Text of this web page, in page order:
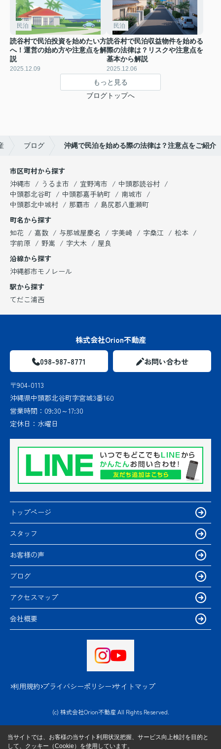
民泊
読谷村で民泊投資を始めたい方
へ！運営の始め方や注意点を解
説
2025.12.09
民泊
読谷村で民泊収益物件を始める
際の法律は？リスクや注意点を
基本から解説
2025.12.06
もっと見る
ブログトップへ
ブログ 沖縄で民泊を始める際の法律は？注意点をご紹介
市区町村から探す
沖縄市
うるま市 宜野湾市
中頭郡読谷村
中頭郡北谷町
中頭郡嘉手納町
南城市
中頭郡北中城村
那覇市
島尻郡八重瀬町
町名から探す
知花
嘉数 与那城屋慶名 字美崎 字桑江
松本
字前原
野嵩 字大木
屋良
沿線から探す
沖縄都市モノレール
駅から探す
てだこ浦西
株式会社Orion不動産
098-987-8771 お問い合わせ
〒904-0113
沖縄県中頭郡北谷町字宮城3番160
営業時間： 09:30～17:30
定休日： 水曜日
トップページ
スタッフ
お客様の声
ブログ
アクセスマップ
会社概要
利用規約 プライバシーポリシー サイトマップ
(c) 株式会社Orion不動産 All Rights Reserved.
当サイトでは、お客様の当サイト利用状況把握、サービス向上検討を目的と
して、クッキー（Cookie）を使用しています。